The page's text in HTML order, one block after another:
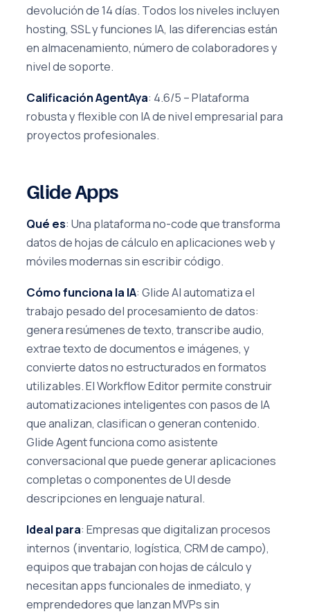
devolución de 14 días. Todos los niveles incluyen
hosting, SSL y funciones IA, las diferencias están
en almacenamiento, número de colaboradores y
nivel de soporte.
Calificación AgentAya: 4.6/5 – Plataforma
robusta y flexible con IA de nivel empresarial para
proyectos profesionales.
Glide Apps
Qué es: Una plataforma no-code que transforma
datos de hojas de cálculo en aplicaciones web y
móviles modernas sin escribir código.
Cómo funciona la IA: Glide AI automatiza el
trabajo pesado del procesamiento de datos:
genera resúmenes de texto, transcribe audio,
extrae texto de documentos e imágenes, y
convierte datos no estructurados en formatos
utilizables. El Workflow Editor permite construir
automatizaciones inteligentes con pasos de IA
que analizan, clasifican o generan contenido.
Glide Agent funciona como asistente
conversacional que puede generar aplicaciones
completas o componentes de UI desde
descripciones en lenguaje natural.
Ideal para: Empresas que digitalizan procesos
internos (inventario, logística, CRM de campo),
equipos que trabajan con hojas de cálculo y
necesitan apps funcionales de inmediato, y
emprendedores que lanzan MVPs sin